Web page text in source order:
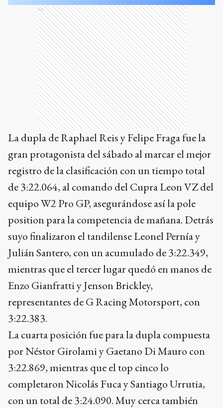
Ads
La dupla de Raphael Reis y Felipe Fraga fue la
gran protagonista del sábado al marcar el mejor
registro de la clasificación con un tiempo total
de 3:22.064, al comando del Cupra Leon VZ del
equipo W2 Pro GP, asegurándose así la pole
position para la competencia de mañana. Detrás
suyo finalizaron el tandilense Leonel Pernía y
Julián Santero, con un acumulado de 3:22.349,
mientras que el tercer lugar quedó en manos de
Enzo Gianfratti y Jenson Brickley,
representantes de G Racing Motorsport, con
3:22.383.
La cuarta posición fue para la dupla compuesta
por Néstor Girolami y Gaetano Di Mauro con
3:22.869, mientras que el top cinco lo
completaron Nicolás Fuca y Santiago Urrutia,
con un total de 3:24.090. Muy cerca también